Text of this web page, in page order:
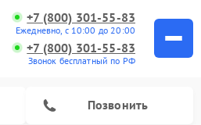
+7 (800) 301-55-83
Ежедневно, с 10:00 до 20:00
+7 (800) 301-55-83
Звонок бесплатный по РФ
Позвонить